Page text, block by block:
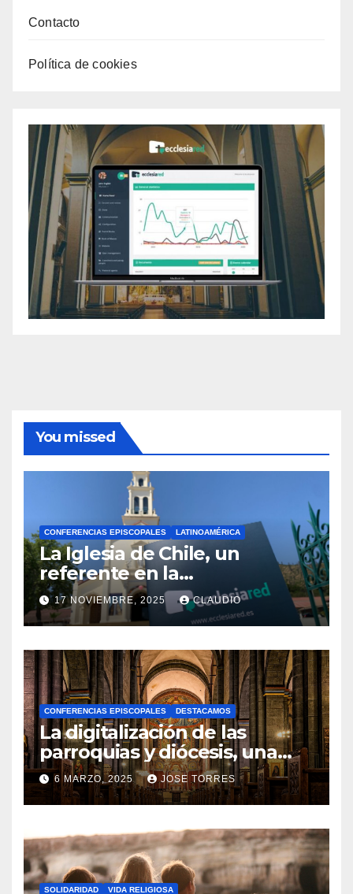
Contacto
Política de cookies
You missed
CONFERENCIAS EPISCOPALES LATINOAMÉRICA
La Iglesia de Chile, un
referente en la
transformación digital
gracias a Ecclesiared
17 NOVIEMBRE, 2025 CLAUDIO
N
O
H
A
Y
C
O
M
N
T
A
CONFERENCIAS EPISCOPALES DESTACAMOS
La digitalización de las
parroquias y diócesis, una
realidad ya para el futuro de
la Iglesia
6 MARZO, 2025 JOSE TORRES
N
O
H
A
SOLIDARIDAD VIDA RELIGIOSA